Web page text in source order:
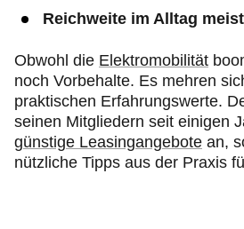
Reichweite im Alltag
Obwohl die Elektromobilität
noch Vorbehalte. Es mehren
praktischen Erfahrungswerte.
seinen Mitgliedern seit einigen
günstige Leasingangebote an,
nützliche Tipps aus der Praxis